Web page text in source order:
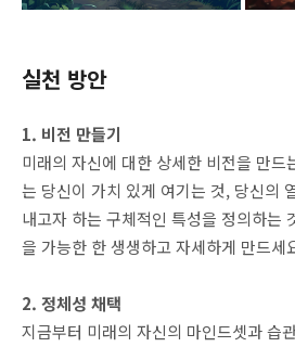
실천 방안
1. 비전 만들기
미래의 자신에 대한 상세한 비전을 만드
는 당신이 가치 있게 여기는 것, 당신의
내고자 하는 구체적인 특성을 정의하는
을 가능한 한 생생하고 자세하게 만드세
2. 정체성 채택
지금부터 미래의 자신의 마인드셋과 습